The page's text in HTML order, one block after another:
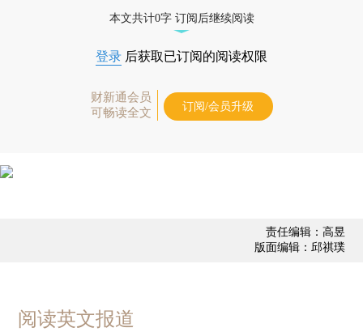
本文共计0字 订阅后继续阅读
登录 后获取已订阅的阅读权限
财新通会员
可畅读全文
订阅/会员升级
责任编辑：高昱
版面编辑：邱祺璞
阅读英文报道